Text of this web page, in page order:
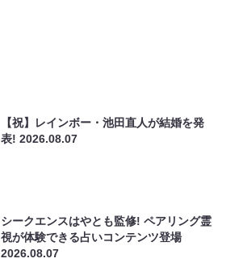
【祝】レインボー・池田直人が結婚を発
表!2026.08.07
シークエンスはやとも監修! ペアリング霊
視が体験できる占いコンテンツ登場
2026.08.07